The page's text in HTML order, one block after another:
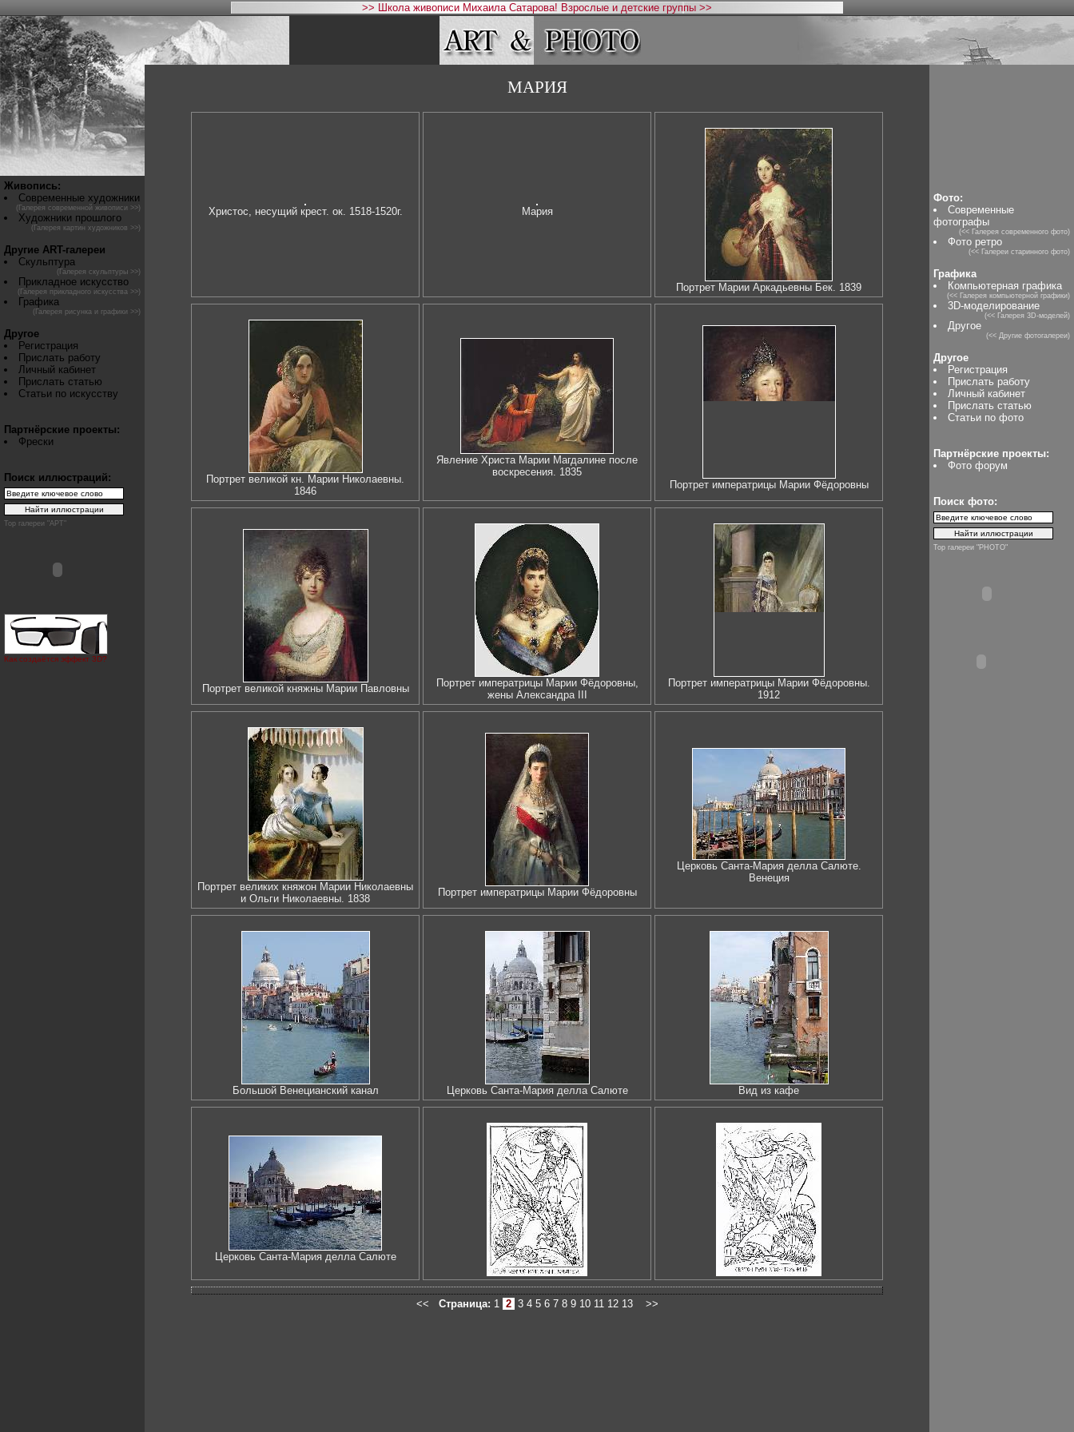
>> Школа живописи Михаила Сатарова! Взрослые и детские группы >>
Живопись:
Современные художники
(Галерея современной живописи >>)
Художники прошлого
(Галерея картин художников >>)
Другие ART-галереи
Скульптура
(Галерея скульптуры >>)
Прикладное искусство
(Галерея прикладного искусства >>)
Графика
(Галерея рисунка и графики >>)
Другое
Регистрация
Прислать работу
Личный кабинет
Прислать статью
Статьи по искусству
Партнёрские проекты:
Фрески
Поиск иллюстраций:
Top галереи "АРТ"
Как создаётся эффект 3D?
МАРИЯ
Христос, несущий крест. ок. 1518-1520г. Мария
Портрет Марии Аркадьевны Бек. 1839
Портрет великой кн. Марии Николаевны.
1846
Явление Христа Марии Магдалине после
воскресения. 1835
Портрет императрицы Марии Фёдоровны
Портрет великой княжны Марии Павловны
Портрет императрицы Марии Фёдоровны,
жены Александра III
Портрет императрицы Марии Фёдоровны.
1912
Портрет великих княжон Марии Николаевны
и Ольги Николаевны. 1838
Портрет императрицы Марии Фёдоровны
Церковь Санта-Мария делла Салюте.
Венеция
Большой Венецианский канал Церковь Санта-Мария делла Салюте Вид из кафе
Церковь Санта-Мария делла Салюте
<< Страница: 1 2 3 4 5 6 7 8 9 10 11 12 13 >>
Фото:
Современные
фотографы
(<< Галерея современного фото)
Фото ретро
(<< Галереи старинного фото)
Графика
Компьютерная графика
(<< Галерея компьютерной графики)
3D-моделирование
(<< Галерея 3D-моделей)
Другое
(<< Другие фотогалереи)
Другое
Регистрация
Прислать работу
Личный кабинет
Прислать статью
Статьи по фото
Партнёрские проекты:
Фото форум
Поиск фото:
Top галереи "PHOTO"